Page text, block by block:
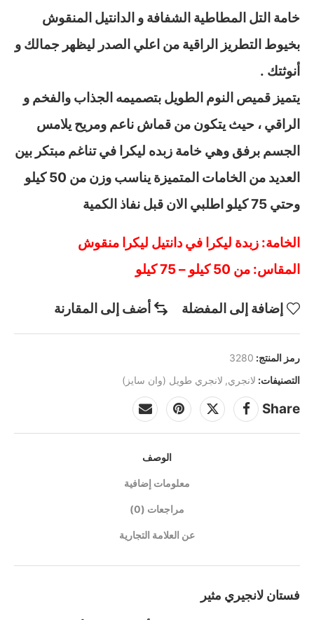
خامة التل المطاطية الشفافة و الدانتيل المنقوش
بخيوط التطريز الراقية من اعلي الصدر ليظهر جمالك و
أنوثتك .
يتميز قميص النوم الطويل بتصميمه الجذاب والفخم و
الراقي ، حيث يتكون من قماش ناعم ومريح يلامس
الجسم برفق وهي خامة زبده ليكرا في تناغم مبتكر بين
العديد من الخامات المتميزة يناسب وزن من 50 كيلو
وحتي 75 كيلو اطلبي الان قبل نفاذ الكمية
الخامة: زبدة ليكرا في دانتيل ليكرا منقوش
المقاس: من 50 كيلو – 75 كيلو
إضافة إلى المفضلة أضف إلى المقارنة
رمز المنتج: 3280
التصنيفات: لانجري, لانجري طويل (وان سايز)
Share
الوصف
معلومات إضافية
مراجعات (0)
عن العلامة التجارية
فستان لانجيري مثير